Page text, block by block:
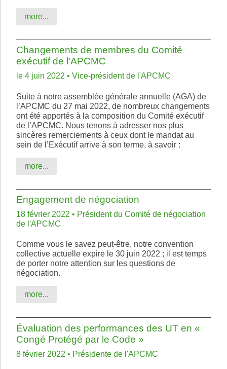
more...
Changements de membres du Comité
exécutif de l'APCMC
le 4 juin 2022 • Vice-président de l'APCMC
Suite à notre assemblée générale annuelle (AGA) de
l’APCMC du 27 mai 2022, de nombreux changements
ont été apportés à la composition du Comité exécutif
de l’APCMC. Nous tenons à adresser nos plus
sincères remerciements à ceux dont le mandat au
sein de l’Exécutif arrive à son terme, à savoir :
more...
Engagement de négociation
18 février 2022 • Président du Comité de négociation
de l'APCMC
Comme vous le savez peut-être, notre convention
collective actuelle expire le 30 juin 2022 ; il est temps
de porter notre attention sur les questions de
négociation.
more...
Évaluation des performances des UT en «
Congé Protégé par le Code »
8 février 2022 • Présidente de l'APCMC